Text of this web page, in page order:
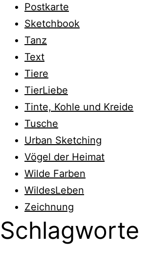
Postkarte
Sketchbook
Tanz
Text
Tiere
TierLiebe
Tinte, Kohle und Kreide
Tusche
Urban Sketching
Vögel der Heimat
Wilde Farben
WildesLeben
Zeichnung
Schlagworte